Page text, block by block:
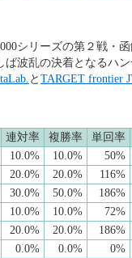
シリーズの第２戦・
波乱の決着となるハ
と TARGET frontier
連対率 複勝率 単回率
10.0% 10.0% 50%
20.0% 20.0% 116%
30.0% 50.0% 186%
10.0% 10.0% 72%
20.0% 20.0% 186%
0.0% 0.0% 0%